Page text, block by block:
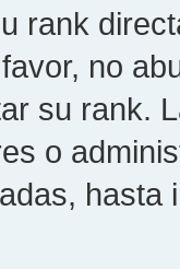
rank
no
su rank.
o
hasta